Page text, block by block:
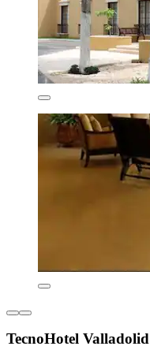
TecnoHotel Valladolid